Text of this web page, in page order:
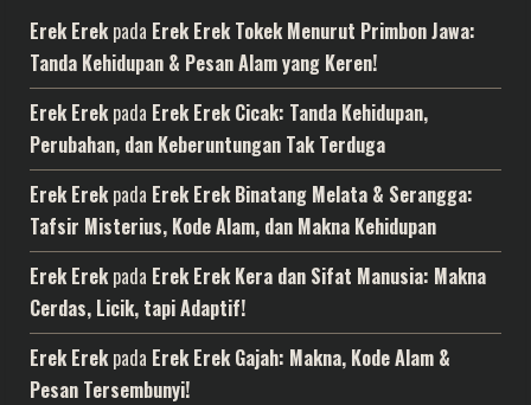
Erek Erek pada Erek Erek Tokek Menurut Primbon Jawa:
Tanda Kehidupan & Pesan Alam yang Keren!
Erek Erek pada Erek Erek Cicak: Tanda Kehidupan,
Perubahan, dan Keberuntungan Tak Terduga
Erek Erek pada Erek Erek Binatang Melata & Serangga:
Tafsir Misterius, Kode Alam, dan Makna Kehidupan
Erek Erek pada Erek Erek Kera dan Sifat Manusia: Makna
Cerdas, Licik, tapi Adaptif!
Erek Erek pada Erek Erek Gajah: Makna, Kode Alam &
Pesan Tersembunyi!